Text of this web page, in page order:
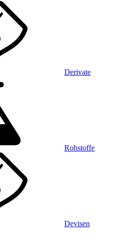
Derivate
Rohstoffe
Devisen